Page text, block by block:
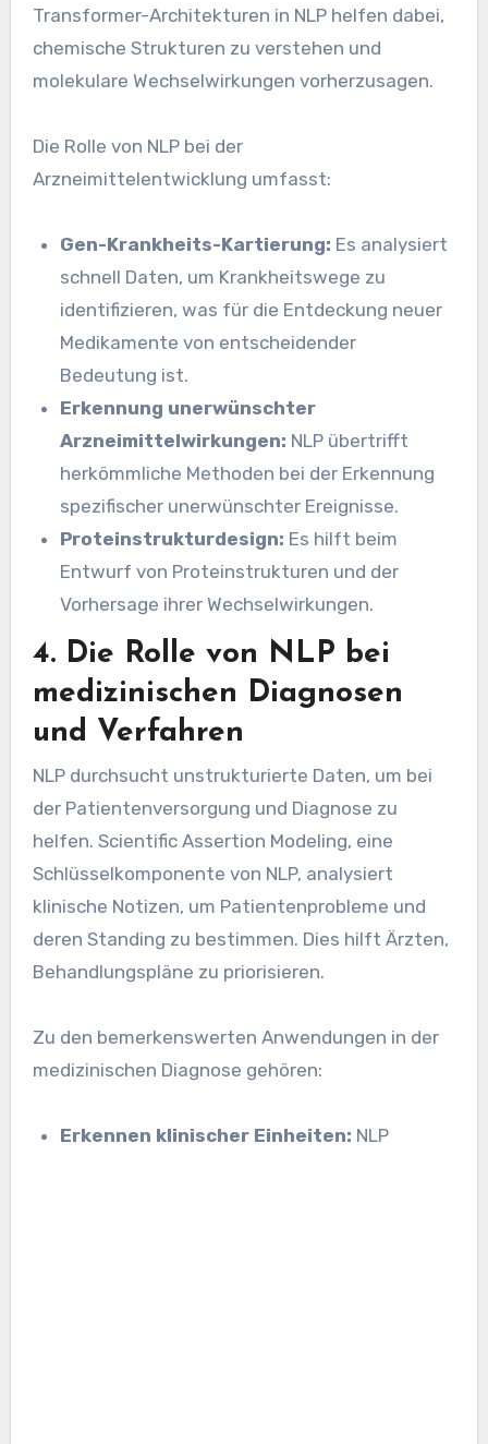
Transformer-Architekturen in NLP helfen dabei,
chemische Strukturen zu verstehen und
molekulare Wechselwirkungen vorherzusagen.
Die Rolle von NLP bei der
Arzneimittelentwicklung umfasst:
Gen-Krankheits-Kartierung: Es analysiert
schnell Daten, um Krankheitswege zu
identifizieren, was für die Entdeckung neuer
Medikamente von entscheidender
Bedeutung ist.
Erkennung unerwünschter
Arzneimittelwirkungen: NLP übertrifft
herkömmliche Methoden bei der Erkennung
spezifischer unerwünschter Ereignisse.
Proteinstrukturdesign: Es hilft beim
Entwurf von Proteinstrukturen und der
Vorhersage ihrer Wechselwirkungen.
4. Die Rolle von NLP bei
medizinischen Diagnosen
und Verfahren
NLP durchsucht unstrukturierte Daten, um bei
der Patientenversorgung und Diagnose zu
helfen. Scientific Assertion Modeling, eine
Schlüsselkomponente von NLP, analysiert
klinische Notizen, um Patientenprobleme und
deren Standing zu bestimmen. Dies hilft Ärzten,
Behandlungspläne zu priorisieren.
Zu den bemerkenswerten Anwendungen in der
medizinischen Diagnose gehören:
Erkennen klinischer Einheiten: NLP